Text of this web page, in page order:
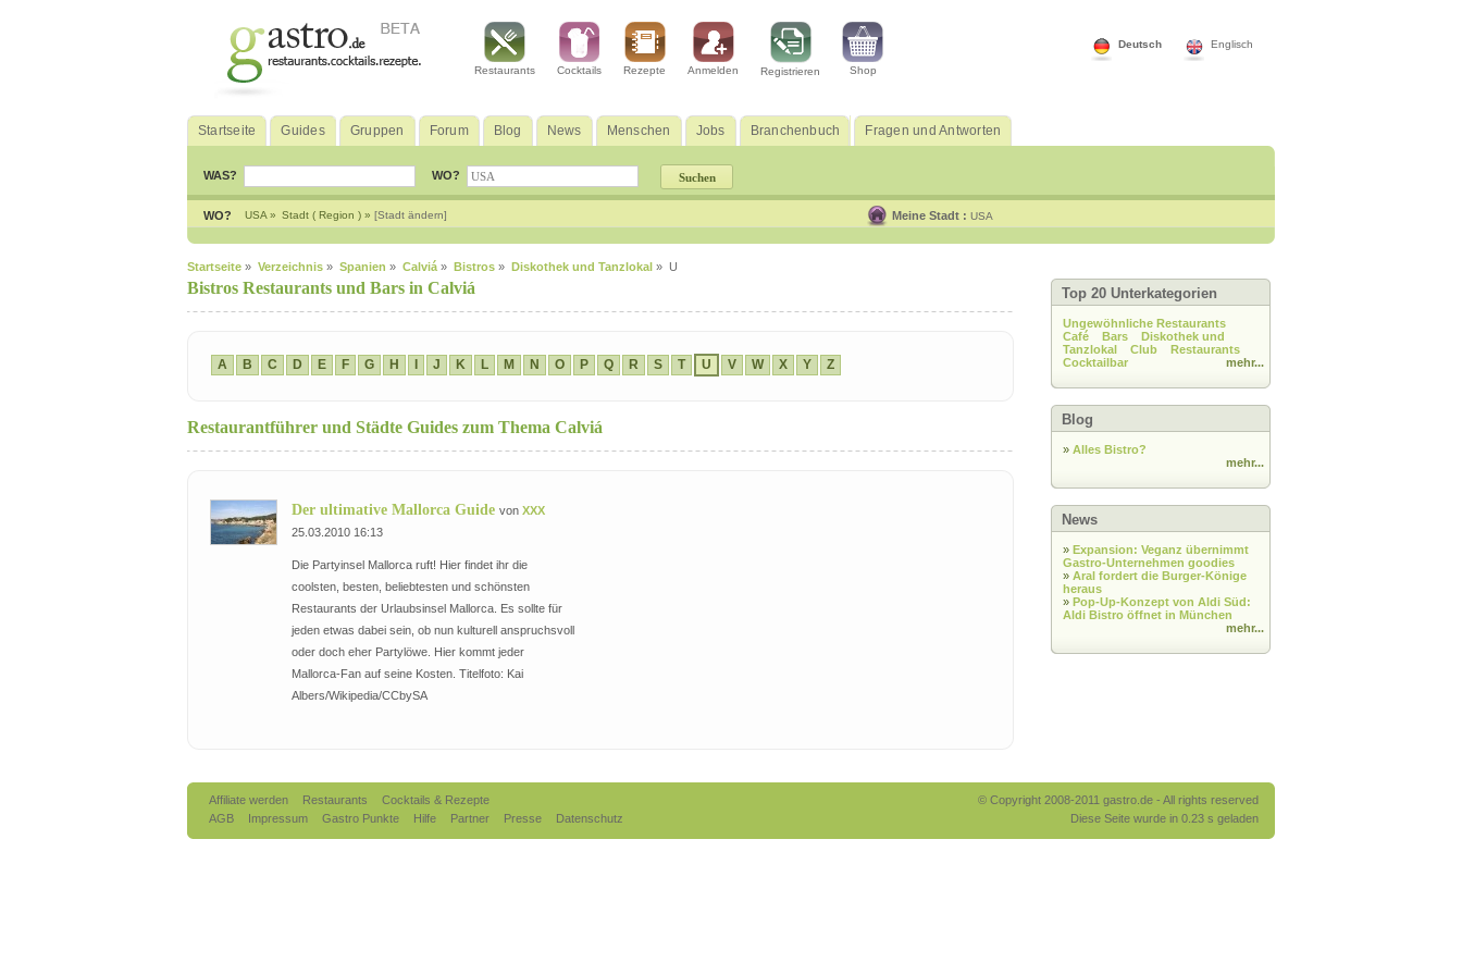
Englisch
Deutsch
Restaurants Cocktails Rezepte Anmelden Registrieren Shop
Startseite Guides Gruppen Forum Blog News Menschen Jobs Branchenbuch Fragen und Antworten
WAS? WO?
WO? USA » Stadt ( Region ) » [Stadt ändern] Meine Stadt : USA
Startseite » Verzeichnis » Spanien » Calviá » Bistros » Diskothek und Tanzlokal » U
Bistros Restaurants und Bars in Calviá
A B C D E F G H J K L M N O P Q R S T U V W X Y Z
Restaurantführer und Städte Guides zum Thema Calviá
Der ultimative Mallorca Guide von XXX
25.03.2010 16:13
Die Partyinsel Mallorca ruft! Hier findet ihr die
coolsten, besten, beliebtesten und schönsten
Restaurants der Urlaubsinsel Mallorca. Es sollte für
jeden etwas dabei sein, ob nun kulturell anspruchsvoll
oder doch eher Partylöwe. Hier kommt jeder
Mallorca-Fan auf seine Kosten. Titelfoto: Kai
Albers/Wikipedia/CCbySA
Top 20 Unterkategorien
Ungewöhnliche Restaurants
Café
Bars
Diskothek und
Tanzlokal
Club
Restaurants
Cocktailbar
mehr...
Blog
» Alles Bistro?
mehr...
News
» Expansion: Veganz übernimmt
Gastro-Unternehmen goodies
» Aral fordert die Burger-Könige
heraus
» Pop-Up-Konzept von Aldi Süd:
Aldi Bistro öffnet in München
mehr...
© Copyright 2008-2011 gastro.de - All rights reserved
Diese Seite wurde in 0.23 s geladen
Affiliate werden Restaurants
Cocktails & Rezepte
AGB
Impressum Gastro Punkte Hilfe Partner Presse Datenschutz